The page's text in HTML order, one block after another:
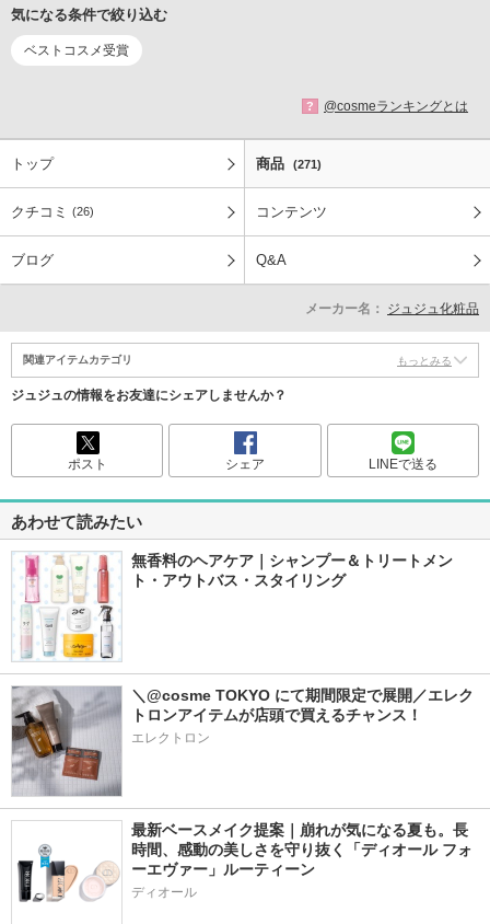
気になる条件で絞り込む
ベストコスメ受賞
? @cosmeランキングとは
トップ 商品 (271)
クチコミ (26) コンテンツ
ブログ Q&A
メーカー名： ジュジュ化粧品
関連アイテムカテゴリ もっとみる
ジュジュの情報をお友達にシェアしませんか？
ポスト シェア LINEで送る
あわせて読みたい
無香料のヘアケア｜シャンプー＆トリートメン
ト・アウトバス・スタイリング
＼@cosme TOKYO にて期間限定で展開／エレク
トロンアイテムが店頭で買えるチャンス！
エレクトロン
最新ベースメイク提案｜崩れが気になる夏も。長
時間、感動の美しさを守り抜く「ディオール フォ
ーエヴァー」ルーティーン
ディオール